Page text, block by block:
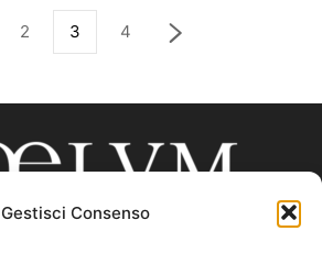
Gestisci Consenso
2 3 4